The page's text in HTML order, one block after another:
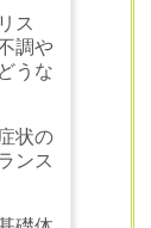
ス
調や
うな
状の
ンス